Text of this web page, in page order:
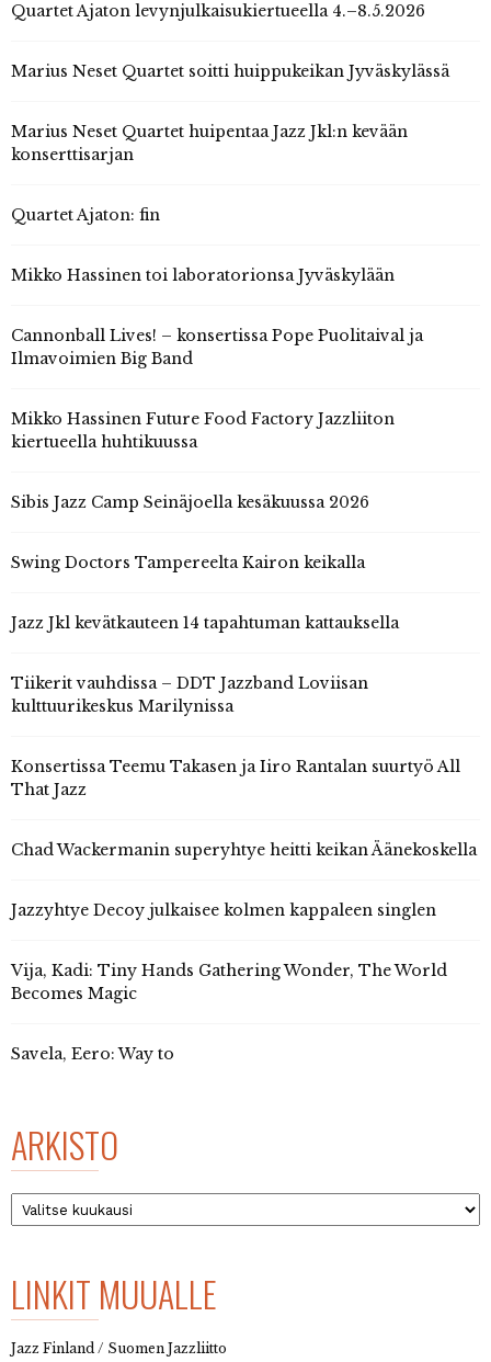
Quartet Ajaton levynjulkaisukiertueella 4.–8.5.2026
Marius Neset Quartet soitti huippukeikan Jyväskylässä
Marius Neset Quartet huipentaa Jazz Jkl:n kevään
konserttisarjan
Quartet Ajaton: fin
Mikko Hassinen toi laboratorionsa Jyväskylään
Cannonball Lives! – konsertissa Pope Puolitaival ja
Ilmavoimien Big Band
Mikko Hassinen Future Food Factory Jazzliiton
kiertueella huhtikuussa
Sibis Jazz Camp Seinäjoella kesäkuussa 2026
Swing Doctors Tampereelta Kairon keikalla
Jazz Jkl kevätkauteen 14 tapahtuman kattauksella
Tiikerit vauhdissa – DDT Jazzband Loviisan
kulttuurikeskus Marilynissa
Konsertissa Teemu Takasen ja Iiro Rantalan suurtyö All
That Jazz
Chad Wackermanin superyhtye heitti keikan Äänekoskella
Jazzyhtye Decoy julkaisee kolmen kappaleen singlen
Vija, Kadi: Tiny Hands Gathering Wonder, The World
Becomes Magic
Savela, Eero: Way to
ARKISTO
Arkisto
LINKIT MUUALLE
Jazz Finland / Suomen Jazzliitto